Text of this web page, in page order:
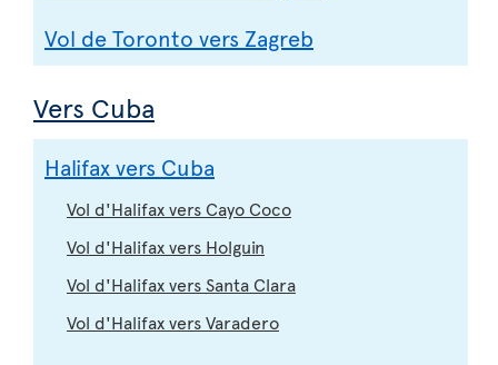
Vol de Toronto vers Zagreb
Vers Cuba
Halifax vers Cuba
Vol d'Halifax vers Cayo Coco
Vol d'Halifax vers Holguin
Vol d'Halifax vers Santa Clara
Vol d'Halifax vers Varadero